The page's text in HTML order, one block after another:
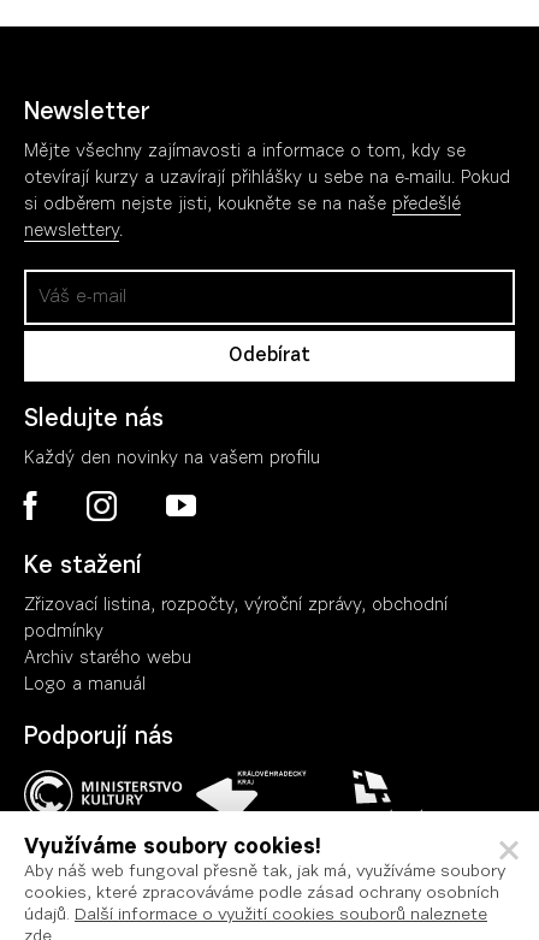
Newsletter
Mějte všechny zajímavosti a informace o tom, kdy se
otevírají kurzy a uzavírají přihlášky u sebe na e-mailu. Pokud
si odběrem nejste jisti, koukněte se na naše předešlé
newslettery.
Sledujte nás
Každý den novinky na vašem profilu
Ke stažení
Zřizovací listina, rozpočty, výroční zprávy, obchodní
podmínky
Archiv starého webu
Logo a manuál
Podporují nás
Ochrana osobních údajů
Využíváme soubory cookies!
Aby náš web fungoval přesně tak, jak má, využíváme soubory
cookies, které zpracováváme podle zásad ochrany osobních
údajů. Další informace o využití cookies souborů naleznete